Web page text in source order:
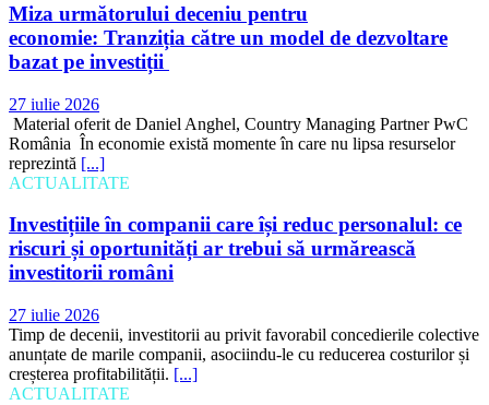
Miza următorului deceniu pentru
economie: Tranziția către un model de dezvoltare
bazat pe investiții
27 iulie 2026
Material oferit de Daniel Anghel, Country Managing Partner PwC
România În economie există momente în care nu lipsa resurselor
reprezintă [...]
ACTUALITATE
Investițiile în companii care își reduc personalul: ce
riscuri și oportunități ar trebui să urmărească
investitorii români
27 iulie 2026
Timp de decenii, investitorii au privit favorabil concedierile colective
anunțate de marile companii, asociindu-le cu reducerea costurilor și
creșterea profitabilității. [...]
ACTUALITATE